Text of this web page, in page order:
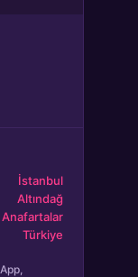
İstanbul
Altındağ
Anafartalar
Türkiye